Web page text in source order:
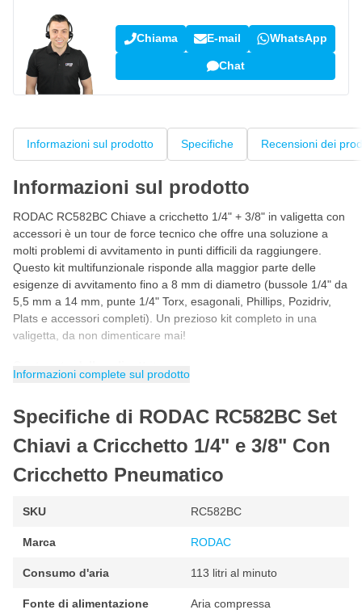
Chiama E-mail WhatsApp
Chat
Informazioni sul prodotto Specifiche Recensioni dei
Informazioni sul prodotto
RODAC RC582BC Chiave a cricchetto 1/4" + 3/8" in valigetta con
accessori è un tour de force tecnico che offre una soluzione a
molti problemi di avvitamento in punti difficili da raggiungere.
Questo kit multifunzionale risponde alla maggior parte delle
esigenze di avvitamento fino a 8 mm di diametro (bussole 1/4" da
5,5 mm a 14 mm, punte 1/4" Torx, esagonali, Phillips, Pozidriv,
Plats e accessori completi). Un prezioso kit completo in una
valigetta, da non dimenticare mai!
1 cricchetto reversibile 1/4" + 3/8"
1 x Porta bit per cacciavite da 1/4
1 x Impugnatura ergonomica a cricchetto da 1/4"
(avanti/fissa/indietro)
10 pz. set di bussole da 1/4" (incl. 5,5, 6, 7, 8, 9, 10, 11, 12,
1 giunto universale da 1/4
1 adattatore per bit a sgancio rapido da 1/4
1 barra di prolunga a sgancio rapido da 100 mm
Informazioni complete sul prodotto
Specifiche di RODAC RC582BC Set
Chiavi a Cricchetto 1/4" e 3/8" Con
Cricchetto Pneumatico
SKU RC582BC
Marca RODAC
Consumo d'aria 113 litri al minuto
Fonte di alimentazione Aria compressa